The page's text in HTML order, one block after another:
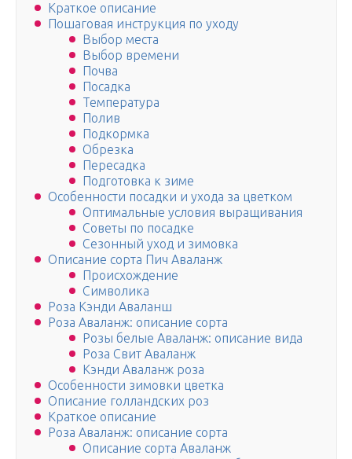
Краткое описание
Пошаговая инструкция по уходу
Выбор места
Выбор времени
Почва
Посадка
Температура
Полив
Подкормка
Обрезка
Пересадка
Подготовка к зиме
Особенности посадки и ухода за цветком
Оптимальные условия выращивания
Советы по посадке
Сезонный уход и зимовка
Описание сорта Пич Аваланж
Происхождение
Символика
Роза Кэнди Аваланш
Роза Аваланж: описание сорта
Розы белые Аваланж: описание вида
Роза Свит Аваланж
Кэнди Аваланж роза
Особенности зимовки цветка
Описание голландских роз
Краткое описание
Роза Аваланж: описание сорта
Описание сорта Аваланж